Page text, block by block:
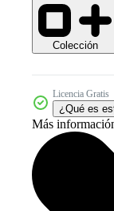
Colección
Licencia Gratis
¿Qué es
Más